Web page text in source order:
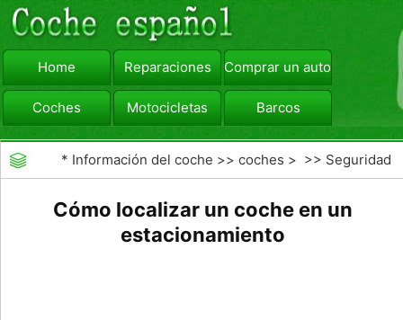
Home Reparaciones Comprar un automóvil
Coches Motocicletas Barcos
viajar Camiones
* Información del coche >>coches > >> Seguridad
Cómo localizar un coche en un
estacionamiento